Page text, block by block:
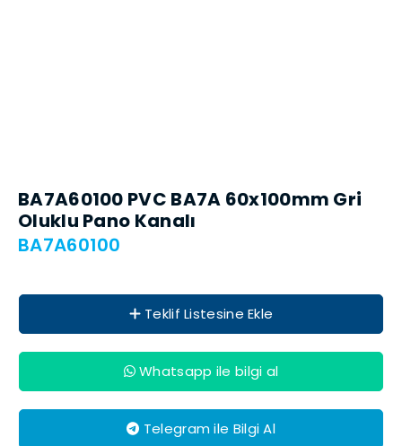
BA7A60100 PVC BA7A 60x100mm Gri
Oluklu Pano Kanalı
BA7A60100
Teklif Listesine Ekle
Whatsapp ile bilgi al
Telegram ile Bilgi Al